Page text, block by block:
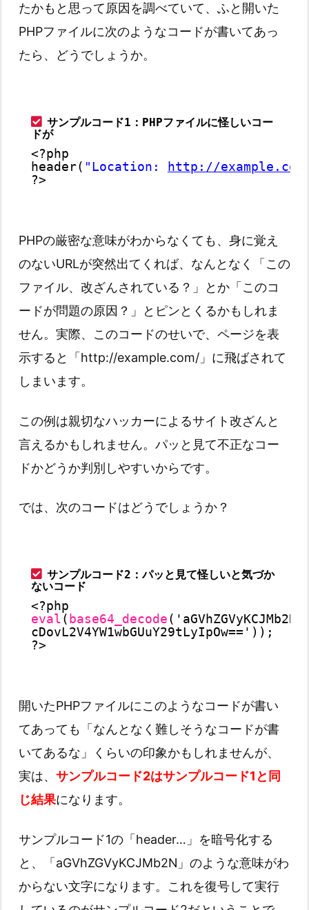
たかもと思って原因を調べていて、ふと開いた
PHPファイルに次のようなコードが書いてあっ
たら、どうでしょうか。
サンプルコード1：PHPファイルに怪しいコー
ドが
<?php
header( "Location: http://
?>
PHPの厳密な意味がわからなくても、身に覚え
のないURLが突然出てくれば、なんとなく「この
ファイル、改ざんされている？」とか「このコ
ードが問題の原因？」とピンとくるかもしれま
せん。実際、このコードのせいで、ページを表
示すると「http://example.com/」に飛ばされて
しまいます。
この例は親切なハッカーによるサイト改ざんと
言えるかもしれません。パッと見て不正なコー
ドかどうか判別しやすいからです。
では、次のコードはどうでしょうか？
サンプルコード2：パッと見て怪しいと気づか
ないコード
<?php
eval (base64_decode
cDovL2V4YW1wbGUuY29tLyIpOw=='));
?>
開いたPHPファイルにこのようなコードが書い
てあっても「なんとなく難しそうなコードが書
いてあるな」くらいの印象かもしれませんが、
実は、 サンプルコード2はサンプルコード1と同
じ結果になります。
サンプルコード1の「header…」を暗号化する
と、「aGVhZGVyKCJMb2N」のような意味がわ
からない文字になります。これを復号して実行